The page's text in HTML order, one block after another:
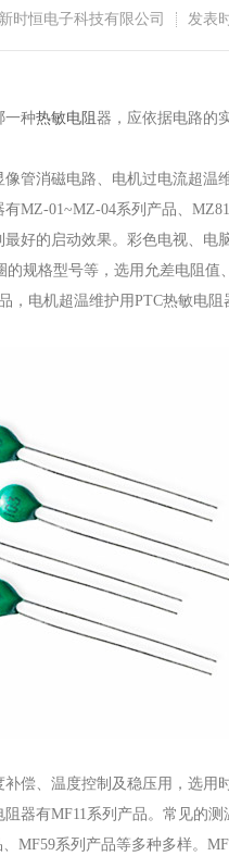
时恒电子科技有限公司 发表
一种热敏电阻 器，应依据电路的
管消磁电路、电机过电流超温
MZ-01~MZ-04系列产品、
好的启动效果。彩色电视、
规格型号等，选用允差电阻
，电机超温维护用PTC热敏电
偿、温度控制及稳压用，选用
器有MF11系列产品。常见的
MF59系列产品等多种多样。